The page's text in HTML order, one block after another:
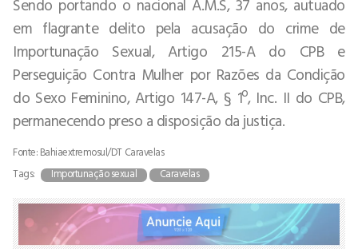
em flagrante delito pela acusação do crime de
Importunação Sexual, Artigo 215-A do CPB e
Perseguição Contra Mulher por Razões da Condição
do Sexo Feminino, Artigo 147-A, § 1º, Inc. II do CPB,
permanecendo preso a disposição da justiça.
Fonte: Bahiaextremosul/DT Caravelas
Tags:
Importunação sexual Caravelas